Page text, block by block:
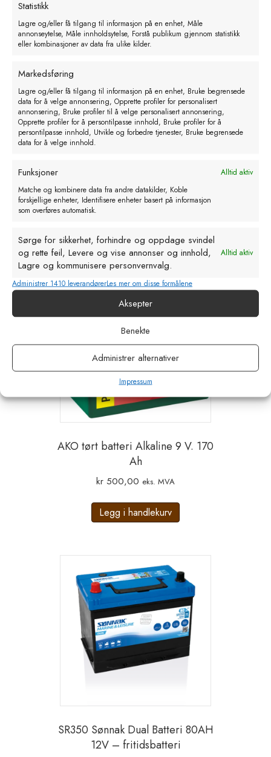
Statistikk
Lagre og/eller få tilgang til informasjon på en enhet, Måle
annonseytelse, Måle innholdsytelse, Forstå publikum gjennom statistikk
eller kombinasjoner av data fra ulike kilder.
Markedsføring
Lagre og/eller få tilgang til informasjon på en enhet, Bruke begrensede
data for å velge annonsering, Opprette profiler for personalisert
annonsering, Bruke profiler til å velge personalisert annonsering,
Opprette profiler for å persontilpasse innhold, Bruke profiler for å
persontilpasse innhold, Utvikle og forbedre tjenester, Bruke begrensede
data for å velge innhold.
Funksjoner
Alltid aktiv
Matche og kombinere data fra andre datakilder, Koble
forskjellige enheter, Identifisere enheter basert på informasjon
som overføres automatisk.
Sørge for sikkerhet, forhindre og oppdage svindel
og rette feil, Levere og vise annonser og innhold,
Lagre og kommunisere personvernvalg.
Alltid aktiv
Administrer 1410 leverandørerLes mer om disse formålene
Aksepter
Benekte
Administrer alternativer
Impressum
kr521,00 eks. MVA
AKO tørt batteri Alkaline 9 V. 170
Ah
kr 500,00 eks. MVA
Legg i handlekurv
SR350 Sønnak Dual Batteri 80AH
12V – fritidsbatteri